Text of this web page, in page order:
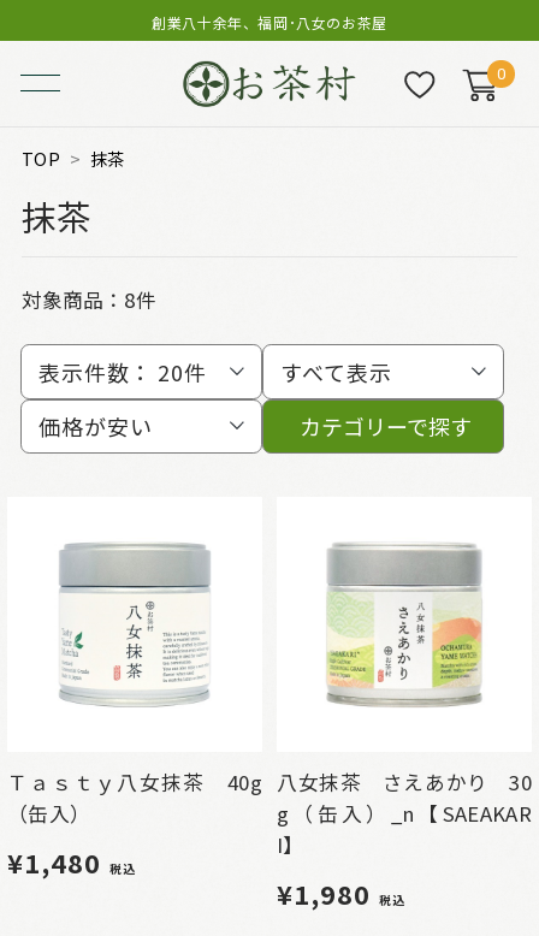
創業八十余年、福岡･八女のお茶屋
0
TOP 抹茶
抹茶
対象商品： 8件
表示件数： 20件
すべて表示
価格が安い
カテゴリーで探す
Ｔａｓｔｙ八女抹茶 40g
（缶入）
¥1,480 税込
八女抹茶 さえあかり 30
g（缶入）_n【SAEAKAR
I】
¥1,980 税込